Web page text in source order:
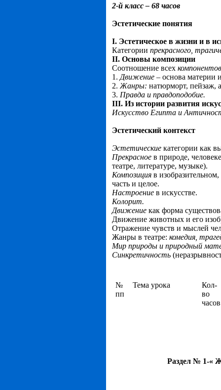
2-й класс – 68 часов
Эстетические понятия
I. Эстетическое в жизни и в
Категории прекрасного,
II. Основы композиции
Соотношение всех компонентов
1. Движение – основа материи
2. Жанры: натюрморт, пейзаж,
3. Правда и правдоподобие.
III. Из истории развития
Искусство Египта и
Эстетический контекст
Эстетические категории как
Прекрасное в природе,
театре, литературе, музыке).
Композиция в
часть и целое.
Настроение в искусстве.
Колорит.
Движение как форма
Движение животных и его
Отражение чувств и мыслей
Жанры в театре: комедия,
Мир природы и природный
Синкретичность
№
пп
Тема урока
Кол-
во
часов
Раздел № 1-«